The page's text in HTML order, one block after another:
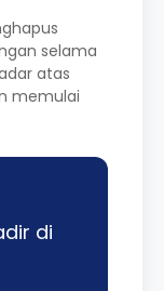
selama
atas
memulai
di